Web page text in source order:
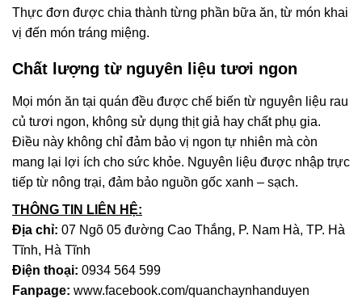
Thực đơn được chia thành từng phần bữa ăn, từ món khai
vị đến món tráng miệng.
Chất lượng từ nguyên liệu tươi ngon
Mọi món ăn tại quán đều được chế biến từ nguyên liệu rau
củ tươi ngon, không sử dụng thịt giả hay chất phụ gia.
Điều này không chỉ đảm bảo vị ngon tự nhiên mà còn
mang lại lợi ích cho sức khỏe. Nguyên liệu được nhập trực
tiếp từ nông trại, đảm bảo nguồn gốc xanh – sạch.
THÔNG TIN LIÊN HỆ:
Địa chỉ: 07 Ngõ 05 đường Cao Thắng, P. Nam Hà, TP. Hà
Tĩnh, Hà Tĩnh
Điện thoại: 0934 564 599
Fanpage: www.facebook.com/quanchaynhanduyen